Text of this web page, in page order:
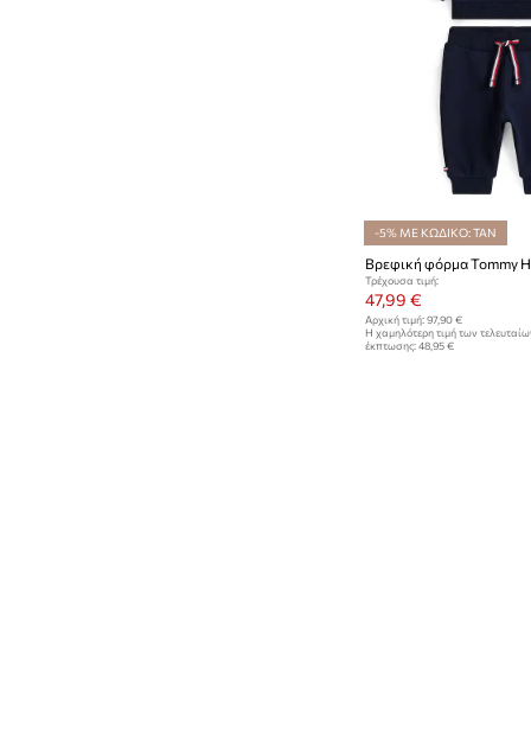
-5% ΜΕ ΚΩΔΙΚΟ: TAN
Βρεφική φόρμα Tommy
Τρέχουσα τιμή:
47,99 €
Αρχική τιμή: 97,90 €
Η χαμηλότερη τιμή των
έκπτωσης: 48,95 €